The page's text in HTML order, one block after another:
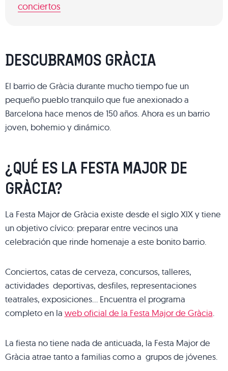
conciertos
DESCUBRAMOS GRÀCIA
El barrio de Gràcia durante mucho tiempo fue un
pequeño pueblo tranquilo que fue anexionado a
Barcelona hace menos de 150 años. Ahora es un barrio
joven, bohemio y dinámico.
¿QUÉ ES LA FESTA MAJOR DE
GRÀCIA?
La Festa Major de Gràcia existe desde el siglo XIX y tiene
un objetivo cívico: preparar entre vecinos una
celebración que rinde homenaje a este bonito barrio.
Conciertos, catas de cerveza, concursos, talleres,
actividades deportivas, desfiles, representaciones
teatrales, exposiciones… Encuentra el programa
completo en la web oficial de la Festa Major de Gràcia
La fiesta no tiene nada de anticuada, la Festa Major de
Gràcia atrae tanto a familias como a grupos de jóvenes.